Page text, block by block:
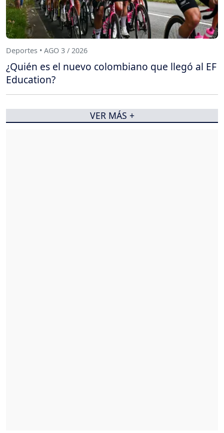
Deportes • AGO 3 / 2026
¿Quién es el nuevo colombiano que llegó al EF
Education?
VER MÁS +